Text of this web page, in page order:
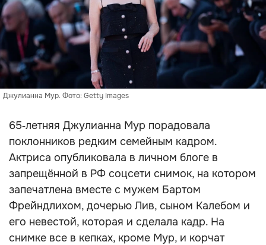
Джулианна Мур. Фото: Getty Images
65‑летняя Джулианна Мур порадовала
поклонников редким семейным кадром.
Актриса опубликовала в личном блоге в
запрещённой в РФ соцсети снимок, на котором
запечатлена вместе с мужем Бартом
Фрейндлихом, дочерью Лив, сыном Калебом и
его невестой, которая и сделала кадр. На
снимке все в кепках, кроме Мур, и корчат